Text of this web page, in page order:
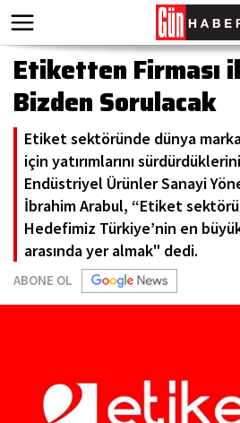
Etiketten Firması
Bizden Sorulacak
Etiket sektöründe dünya
için yatırımlarını
Endüstriyel Ürünler Sanayi
İbrahim Arabul, “Etiket
Hedefimiz Türkiye’nin en
arasında yer almak" dedi.
ABONE OL